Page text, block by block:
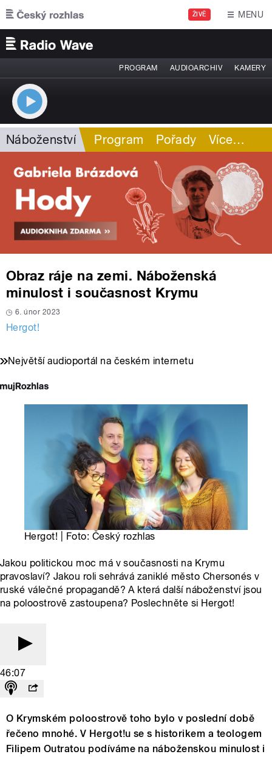
Přejít k hlavnímu obsahu
ŽIVĚ MENU
PROGRAM AUDIOARCHIV KAMERY
Náboženství Program Pořady Více…
Obraz ráje na zemi. Náboženská
minulost i současnost Krymu
6. únor 2023
Hergot!
Největší audioportál na českém internetu
Hergot! | Foto: Český rozhlas
Jakou politickou moc má v současnosti na Krymu
pravoslaví? Jakou roli sehrává zaniklé město Chersonés v
ruské válečné propagandě? A která další náboženství jsou
na poloostrově zastoupena? Poslechněte si Hergot!
46:07
O Krymském poloostrově toho bylo v poslední době
řečeno mnohé. V Hergot!u se s historikem a teologem
Filipem Outratou podíváme na náboženskou minulost i